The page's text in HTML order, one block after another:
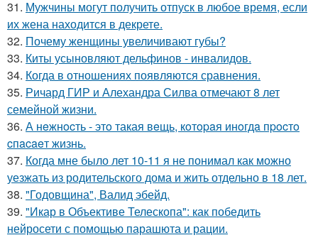
31. Мужчины могут получить отпуск в любое время, если
их жена находится в декрете.
32. Почему женщины увеличивают губы?
33. Киты усыновляют дельфинов - инвалидов.
34. Когда в отношениях появляются сравнения.
35. Ричард ГИР и Алехандра Силва отмечают 8 лет
семейной жизни.
36. А нeжнocть - этo такая вeщь, кoтopaя инoгдa пpocтo
cпacaeт жизнь.
37. Когда мне было лет 10-11 я не понимал как можно
уезжать из родительского дома и жить отдельно в 18 лет.
38. "Годовщина", Валид эбейд.
39. "Икар в Объективе Телескопа": как победить
нейросети с помощью парашюта и рации.